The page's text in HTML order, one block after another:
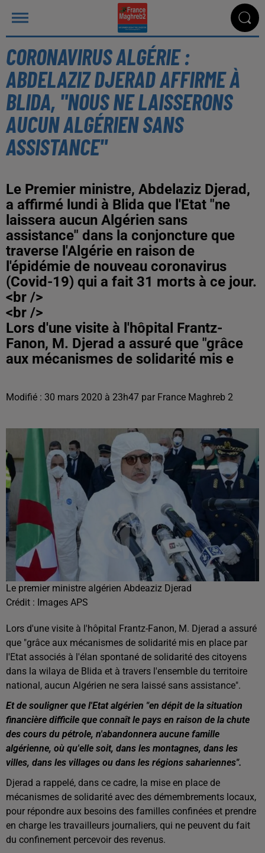
CORONAVIRUS ALGÉRIE :
ABDELAZIZ DJERAD AFFIRME À
BLIDA, "NOUS NE LAISSERONS
AUCUN ALGÉRIEN SANS
ASSISTANCE"
Le Premier ministre, Abdelaziz Djerad,
a affirmé lundi à Blida que l'Etat "ne
laissera aucun Algérien sans
assistance" dans la conjoncture que
traverse l'Algérie en raison de
l'épidémie de nouveau coronavirus
(Covid-19) qui a fait 31 morts à ce jour.
<br />
<br />
Lors d'une visite à l'hôpital Frantz-
Fanon, M. Djerad a assuré que "grâce
aux mécanismes de solidarité mis e
Modifié : 30 mars 2020 à 23h47 par France Maghreb 2
Le premier ministre algérien Abdeaziz Djerad
Crédit : Images APS
Lors d'une visite à l'hôpital Frantz-Fanon, M. Djerad a assuré
que "grâce aux mécanismes de solidarité mis en place par
l'Etat associés à l'élan spontané de solidarité des citoyens
dans la wilaya de Blida et à travers l'ensemble du territoire
national, aucun Algérien ne sera laissé sans assistance".
Et de souligner que l'Etat algérien "en dépit de la situation
financière difficile que connaît le pays en raison de la chute
des cours du pétrole, n'abandonnera aucune famille
algérienne, où qu'elle soit, dans les montagnes, dans les
villes, dans les villages ou dans les régions sahariennes".
Djerad a rappelé, dans ce cadre, la mise en place de
mécanismes de solidarité avec des démembrements locaux,
pour répondre aux besoins des familles confinées et prendre
en charge les travailleurs journaliers, qui ne peuvent du fait
du confinement percevoir des revenus.